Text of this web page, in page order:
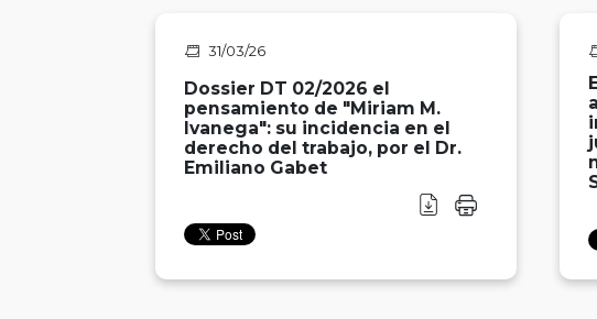
31/03/26
Dossier DT 02/2026 el
pensamiento de "Miriam M.
Ivanega": su incidencia en el
derecho del trabajo, por el Dr.
Emiliano Gabet